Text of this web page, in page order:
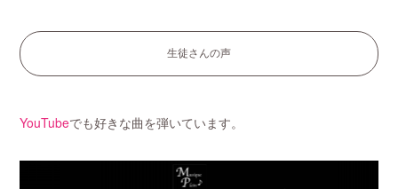
生徒さんの声
YouTubeでも好きな曲を弾いています。